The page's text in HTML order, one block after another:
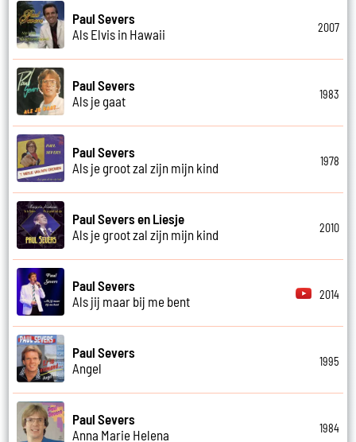
Paul Severs
Als Elvis in Hawaii
2007
Paul Severs
Als je gaat
1983
Paul Severs
Als je groot zal zijn mijn kind
1978
Paul Severs en Liesje
Als je groot zal zijn mijn kind
2010
Paul Severs
Als jij maar bij me bent
2014
Paul Severs
Angel
1995
Paul Severs
Anna Marie Helena
1984